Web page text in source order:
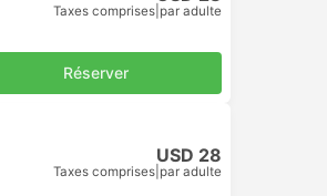
Taxes comprises par adulte
Réserver
USD 28
Taxes comprises par adulte